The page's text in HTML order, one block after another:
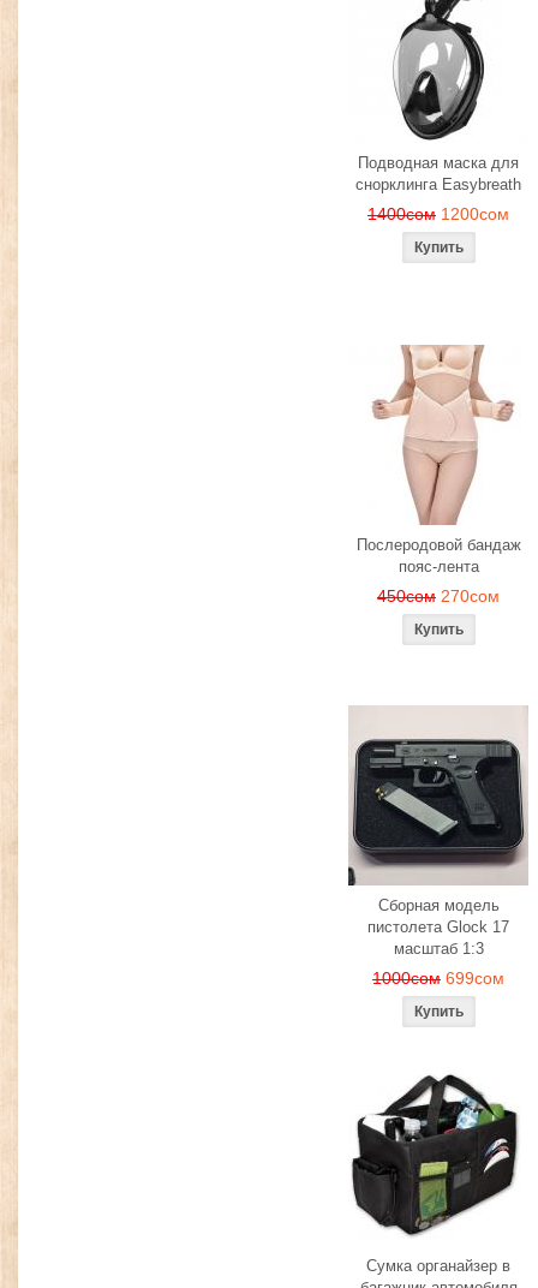
Подводная маска для
снорклинга Easybreath
1400сом 1200сом
Послеродовой бандаж
пояс-лента
450сом 270сом
Сборная модель
пистолета Glock 17
масштаб 1:3
1000сом 699сом
Сумка органайзер в